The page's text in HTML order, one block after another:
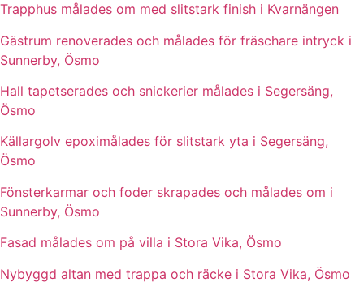
Trapphus målades om med slitstark finish i Kvarnängen
Gästrum renoverades och målades för fräschare intryck i
Sunnerby, Ösmo
Hall tapetserades och snickerier målades i Segersäng,
Ösmo
Källargolv epoximålades för slitstark yta i Segersäng,
Ösmo
Fönsterkarmar och foder skrapades och målades om i
Sunnerby, Ösmo
Fasad målades om på villa i Stora Vika, Ösmo
Nybyggd altan med trappa och räcke i Stora Vika, Ösmo